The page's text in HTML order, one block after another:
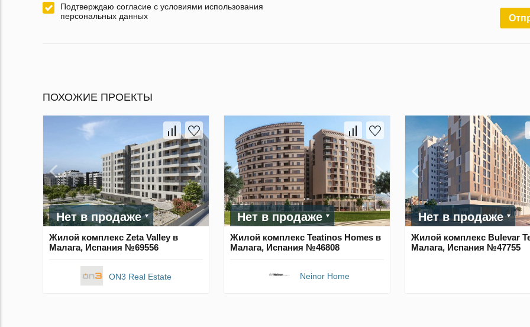
Подтверждаю согласие с условиями использования
персональных данных
ПОХОЖИЕ ПРОЕКТЫ
Нет в продаже
Жилой комплекс Zeta Valley в
Малага, Испания №69556
ON3 Real Estate
Нет в продаже
Жилой комплекс Teatinos Homes в
Малага, Испания №46808
Neinor Home
Нет в продаже
Жилой комплекс Bulevar
Малага, Испания №47755